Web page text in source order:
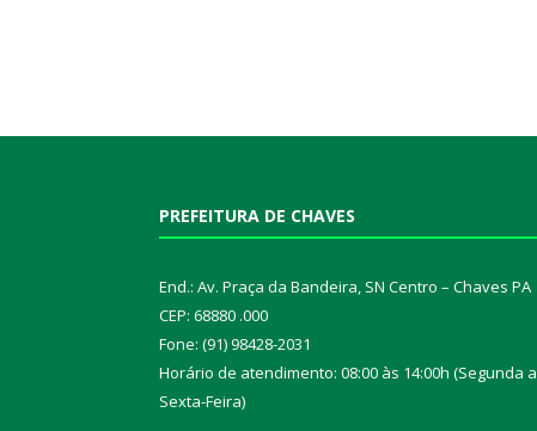
PREFEITURA DE CHAVES
End.: Av. Praça da Bandeira, SN Centro – Chaves PA
CEP: 68880 .000
Fone: (91) 98428-2031
Horário de atendimento: 08:00 às 14:00h (Segunda a
Sexta-Feira)